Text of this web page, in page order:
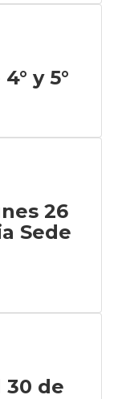
y 5°
26
Sede
30 de